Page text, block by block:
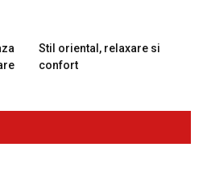
Stil oriental, relaxare si
confort